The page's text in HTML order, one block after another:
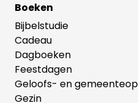
Boeken
Bijbelstudie
Cadeau
Dagboeken
Feestdagen
Geloofs- en
Gezin